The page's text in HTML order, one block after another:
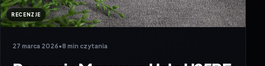
RECENZJE
27 marca 2026•8 min czytania